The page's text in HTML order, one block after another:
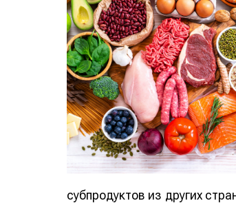
субпродуктов из других